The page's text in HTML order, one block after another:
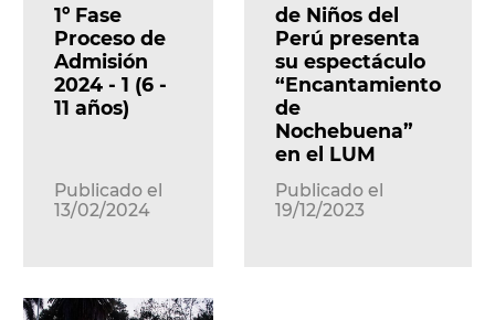
1º Fase
Proceso de
Admisión
2024 - 1 (6 -
11 años)
Publicado el
13/02/2024
de Niños del
Perú presenta
su espectáculo
“Encantamiento
de
Nochebuena”
en el LUM
Publicado el
19/12/2023